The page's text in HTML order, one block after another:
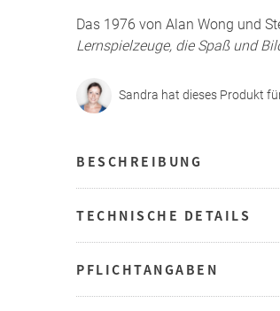
Das 1976 von Alan Wong und
Lernspielzeuge, die Spaß und
Sandra hat dieses Produkt
BESCHREIBUNG
TECHNISCHE DETAILS
PFLICHTANGABEN